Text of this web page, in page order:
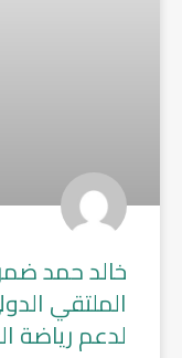
خالد حمد
الملتقي
لدعم رياضة